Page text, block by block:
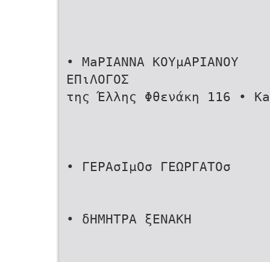
• MaΡΙΑΝΝΑ ΚΟΥμΑΡΙΑΝΟΥ
ΕΠιΛΟΓΟΣ
της Έλλης Φθενάκη 116 •
• ΓΕΡΑσΙμΟσ ΓΕΩΡΓΑΤΟσ
• δΗΜΗΤΡΑ ξΕΝΑΚΗ